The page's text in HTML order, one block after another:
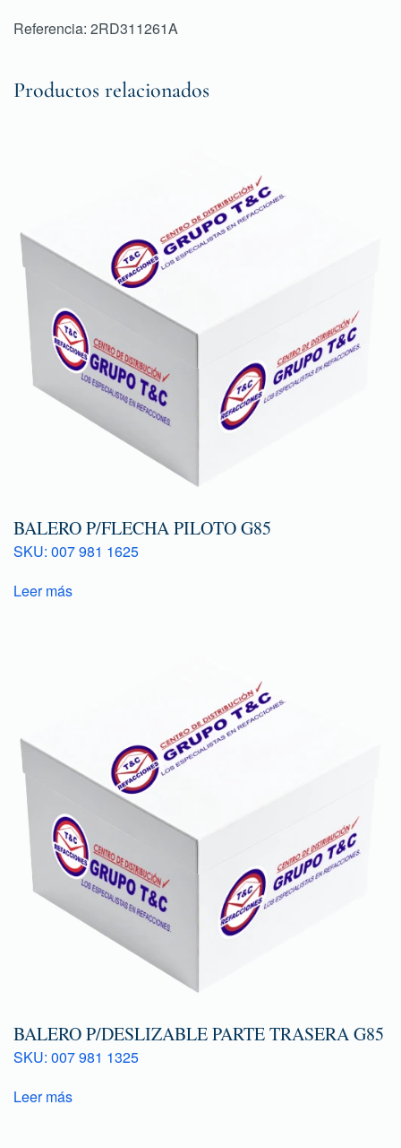
Referencia: 2RD311261A
Productos relacionados
BALERO P/FLECHA PILOTO G85
SKU: 007 981 1625
Leer más
BALERO P/DESLIZABLE PARTE TRASERA G85
SKU: 007 981 1325
Leer más